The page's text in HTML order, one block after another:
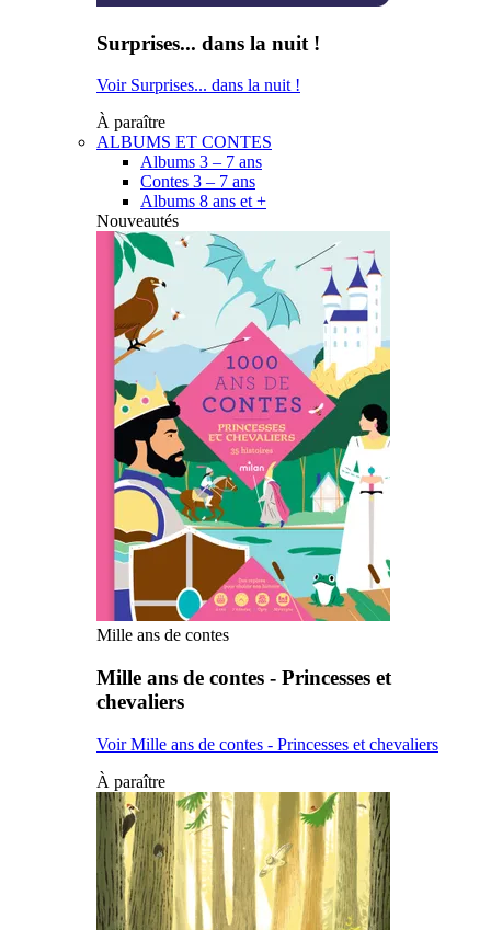
Surprises... dans la nuit !
Voir Surprises... dans la nuit !
À paraître
ALBUMS ET CONTES
Albums 3 – 7 ans
Contes 3 – 7 ans
Albums 8 ans et +
Nouveautés
Mille ans de contes
Mille ans de contes - Princesses et
chevaliers
Voir Mille ans de contes - Princesses et chevaliers
À paraître